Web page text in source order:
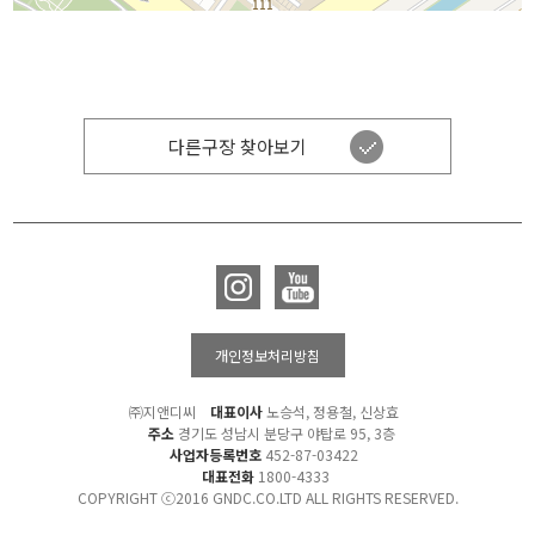
다른구장 찾아보기
개인정보처리방침
㈜지앤디씨 대표이사노승석, 정용철, 신상효
주소경기도 성남시 분당구 야탑로 95, 3층
사업자등록번호 452-87-03422
대표전화 1800-4333
COPYRIGHT ⓒ2016 GNDC.CO.LTD ALL RIGHTS RESERVED.